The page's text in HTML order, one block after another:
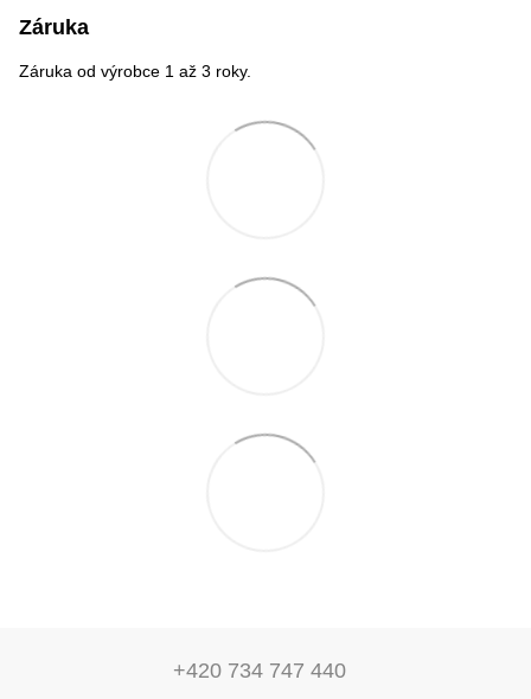
Záruka
Záruka od výrobce 1 až 3 roky.
+420 734 747 440